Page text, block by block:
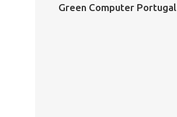
Green Computer Portugal